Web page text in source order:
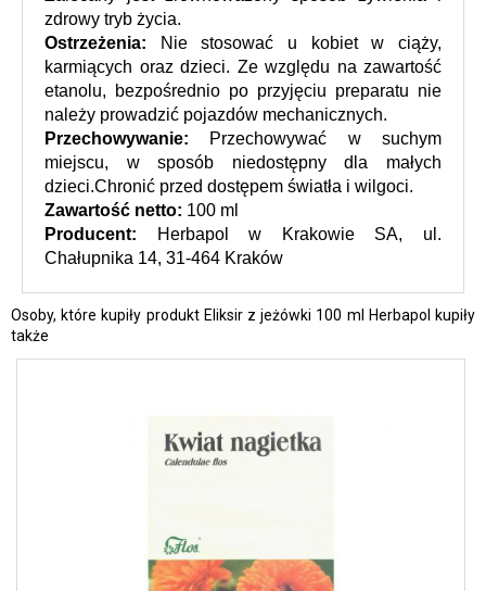
zdrowy tryb życia.
Ostrzeżenia:
Nie stosować u kobiet w ciąży,
karmiących oraz dzieci. Ze względu na zawartość
etanolu, bezpośrednio po przyjęciu preparatu nie
należy prowadzić pojazdów mechanicznych.
Przechowywanie: Przechowywać w suchym
miejscu, w sposób niedostępny dla małych
dzieci.Chronić przed dostępem światła i wilgoci.
Zawartość netto: 100 ml
Producent:
Herbapol w Krakowie SA, ul.
Chałupnika 14, 31-464 Kraków
Osoby, które kupiły produkt Eliksir z jeżówki 100 ml Herbapol kupiły
także